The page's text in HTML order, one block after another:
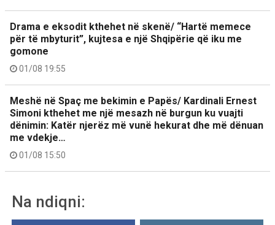
Drama e eksodit kthehet në skenë/ “Hartë memece
për të mbyturit”, kujtesa e një Shqipërie që iku me
gomone
01/08 19:55
Meshë në Spaç me bekimin e Papës/ Kardinali Ernest
Simoni kthehet me një mesazh në burgun ku vuajti
dënimin: Katër njerëz më vunë hekurat dhe më dënuan
me vdekje…
01/08 15:50
Na ndiqni: